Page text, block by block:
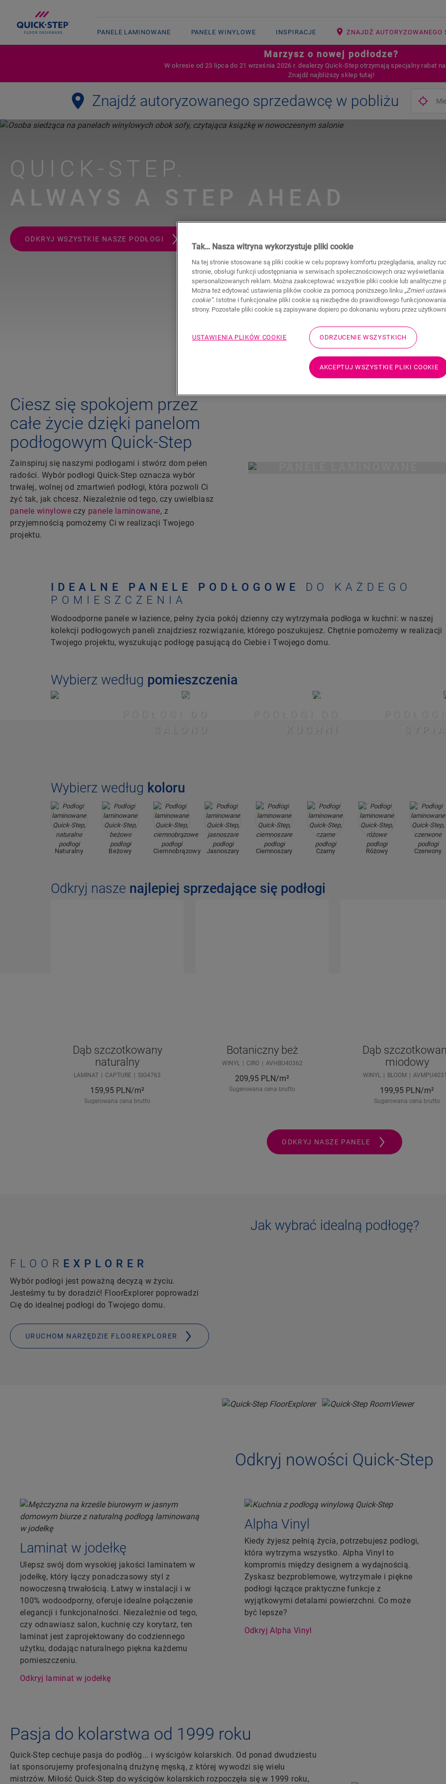
PANELE LAMINOWANE PANELE WINYLOWE INSPIRACJE ZNAJDŹ AUTORYZOWANEGO
Marzysz o nowej podłodze?
W okresie od 23 lipca do 21 września 2026 r. dealerzy Quick‑Step otrzymają specjalny rabat
Znajdź najbliższy sklep tutaj!
Znajdź autoryzowanego sprzedawcę w pobliżu
QUICK-STEP.
ALWAYS A STEP AHEAD
ODKRYJ WSZYSTKIE NASZE PODŁOGI
Ciesz się spokojem przez
całe życie dzięki panelom
podłogowym Quick-Step
Zainspiruj się naszymi podłogami i stwórz dom pełen
radości. Wybór podłogi Quick-Step oznacza wybór
trwałej, wolnej od zmartwień podłogi, która pozwoli Ci
żyć tak, jak chcesz. Niezależnie od tego, czy uwielbiasz
panele winylowe czy panele laminowane, z
przyjemnością pomożemy Ci w realizacji Twojego
projektu.
IDEALNE PANELE PODŁOGOWE
DO KAŻDEGO
POMIESZCZENIA
Wodoodporne panele w łazience, pełny życia pokój dzienny czy wytrzymała podłoga w kuchni: w naszej
kolekcji podłogowych paneli znajdziesz rozwiązanie, którego poszukujesz. Chętnie pomożemy w realizacji
Twojego projektu, wyszukując podłogę pasującą do Ciebie i Twojego domu.
Wybierz według pomieszczenia
DO
SALONU
KUCHNI
Wybierz według koloru
Naturalny Beżowy Ciemnobrązowy Jasnoszary Ciemnoszary Czarny Różowy Czerwony
Odkryj nasze najlepiej sprzedające się podłogi
Dąb szczotkowany
naturalny
LAMINAT CAPTURE SIG4763
159,95 PLN/m²
Sugerowana cena brutto
Botaniczny beż
WINYL CIRO AVHBU40362
209,95 PLN/m²
Sugerowana cena brutto
Dąb
miodowy
WINYL BLOOM
199,95 PLN/m²
Sugerowana cena brutto
ODKRYJ NASZE PANELE
Jak wybrać idealną podłogę?
FLOOR EXPLORER
Wybór podłogi jest poważną decyzą w życiu.
Jesteśmy tu by doradzić! FloorExplorer poprowadzi
Cię do idealnej podłogi do Twojego domu.
URUCHOM NARZĘDZIE FLOOREXPLORER
Odkryj nowości Quick-Step
Laminat w jodełkę
Ulepsz swój dom wysokiej jakości laminatem w
jodełkę, który łączy ponadczasowy styl z
nowoczesną trwałością. Łatwy w instalacji i w
100% wodoodporny, oferuje idealne połączenie
elegancji i funkcjonalności. Niezależnie od tego,
czy odnawiasz salon, kuchnię czy korytarz, ten
laminat jest zaprojektowany do codziennego
użytku, dodając naturalnego piękna każdemu
pomieszczeniu.
Odkryj laminat w jodełkę
Alpha Vinyl
Kiedy żyjesz pełnią życia, potrzebujesz podłogi,
która wytrzyma wszystko. Alpha Vinyl to
kompromis między designem a wydajnością.
Zyskasz bezproblemowe, wytrzymałe i piękne
podłogi łączące praktyczne funkcje z
wyjątkowymi detalami powierzchni. Co może
być lepsze?
Odkryj Alpha Vinyl
Pasja do kolarstwa od 1999 roku
Quick-Step cechuje pasja do podłóg... i wyścigów kolarskich. Od ponad dwudziestu
lat sponsorujemy profesjonalną drużynę męską, z której wywodzi się wielu
mistrzów. Miłość Quick-Step do wyścigów kolarskich rozpoczęła się w 1999 roku,
Tak… Nasza witryna wykorzystuje pliki cookie
Na tej stronie stosowane są pliki cookie w celu poprawy komfortu przeglądania, analizy
stronie, obsługi funkcji udostępniania w serwisach społecznościowych oraz wyświetlania
spersonalizowanych reklam. Można zaakceptować wszystkie pliki cookie lub analityczne
Można też edytować ustawienia plików cookie za pomocą poniższego linku „Zmień
cookie”. Istotne i funkcjonalne pliki cookie są niezbędne do prawidłowego
strony. Pozostałe pliki cookie są zapisywane dopiero po dokonaniu wyboru przez
USTAWIENIA PLIKÓW COOKIE ODRZUCENIE WSZYSTKICH
AKCEPTUJ WSZYSTKIE PLIKI COOKIE